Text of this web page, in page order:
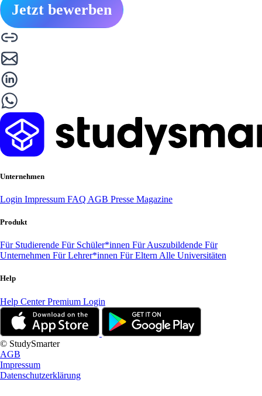
Jetzt bewerben
Unternehmen
Login Impressum FAQ AGB Presse Magazine
Produkt
Für Studierende Für Schüler*innen Für Auszubildende Für
Unternehmen Für Lehrer*innen Für Eltern Alle Universitäten
Help
Help CenterPremium Login
© StudySmarter
AGB
Impressum
Datenschutzerklärung